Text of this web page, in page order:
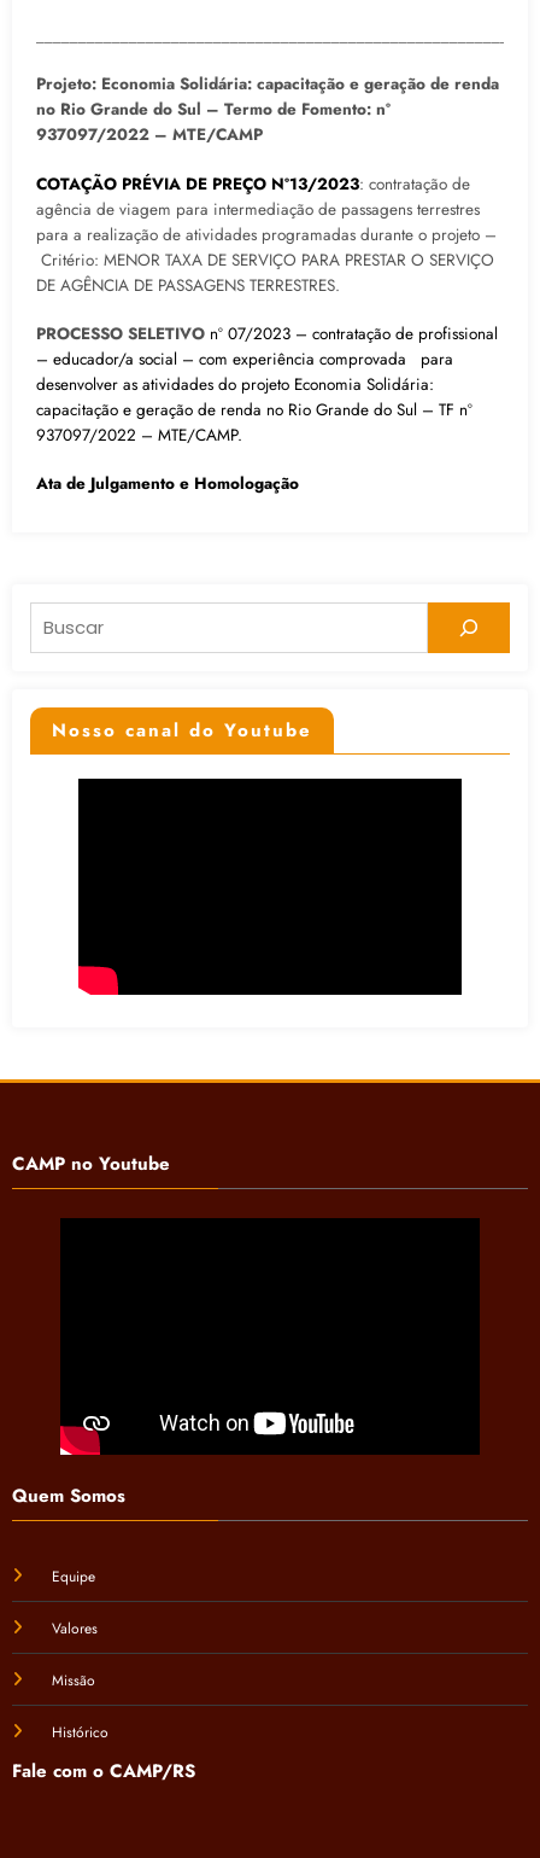
Projeto: Economia Solidária: capacitação e geração de renda
no Rio Grande do Sul – Termo de Fomento: nº
937097/2022 – MTE/CAMP
COTAÇÃO PRÉVIA DE PREÇO Nº13/2023: contratação de
agência de viagem para intermediação de passagens terrestres
para a realização de atividades programadas durante o projeto –
Critério: MENOR TAXA DE SERVIÇO PARA PRESTAR O SERVIÇO
DE AGÊNCIA DE PASSAGENS TERRESTRES.
PROCESSO SELETIVO nº 07/2023 – contratação de profissional
– educador/a social – com experiência comprovada para
desenvolver as atividades do projeto Economia Solidária:
capacitação e geração de renda no Rio Grande do Sul – TF nº
937097/2022 – MTE/CAMP.
Ata de Julgamento e Homologação
Pesquisar
Nosso canal do Youtube
CAMP no Youtube
Quem Somos
Equipe
Valores
Missão
Histórico
Fale com o CAMP/RS